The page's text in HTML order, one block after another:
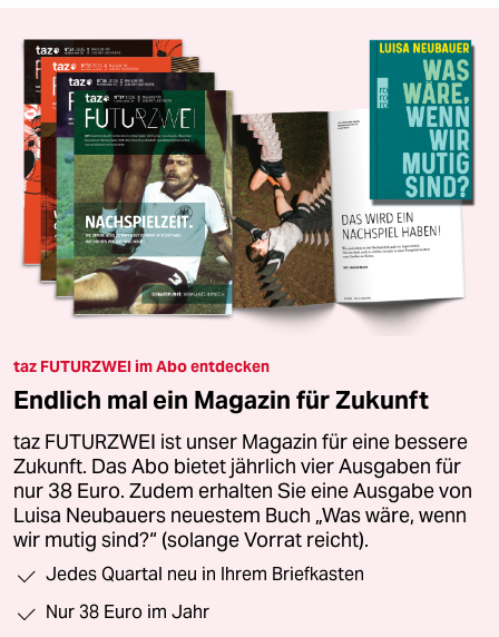
taz FUTURZWEI im Abo entdecken
Endlich mal ein Magazin für Zukunft
taz FUTURZWEI ist unser Magazin für eine bessere
Zukunft. Das Abo bietet jährlich vier Ausgaben für
nur 38 Euro. Zudem erhalten Sie eine Ausgabe von
Luisa Neubauers neuestem Buch „Was wäre, wenn
wir mutig sind?“ (solange Vorrat reicht).
Jedes Quartal neu in Ihrem Briefkasten
Nur 38 Euro im Jahr